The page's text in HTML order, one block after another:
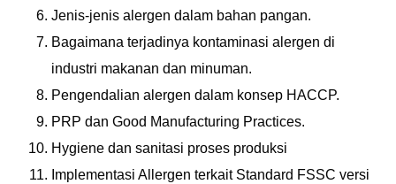
Jenis-jenis alergen dalam bahan pangan.
Bagaimana terjadinya kontaminasi alergen di
industri makanan dan minuman.
Pengendalian alergen dalam konsep HACCP.
PRP dan Good Manufacturing Practices.
Hygiene dan sanitasi proses produksi
Implementasi Allergen terkait Standard FSSC versi